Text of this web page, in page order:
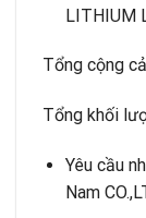
LITHIUM
Tổng cộng
Tổng khối
Yêu cầu
Nam